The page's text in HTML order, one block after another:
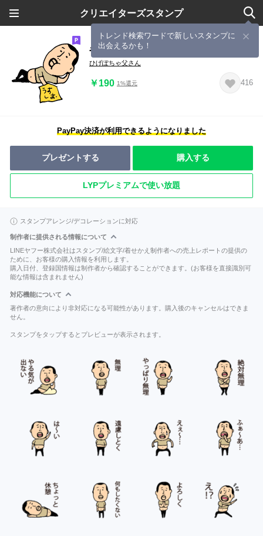
クリエイターズスタンプ
トレンド検索ワードで新しいスタンプに
出会えるかも！
やる気が出ないひげぽちゃ父さん
ひげぽちゃ父さん
￥190 1%還元 416
PayPay決済が利用できるようになりました
プレゼントする 購入する
LYPプレミアムで使い放題
スタンプアレンジ/デコレーションに対応
制作者に提供される情報について
LINEヤフー株式会社はスタンプ/絵文字/着せかえ制作者への売上レポートの提供の
ために、お客様の購入情報を利用します。
購入日付、登録国情報は制作者から確認することができます。(お客様を直接識別可
能な情報は含まれません)
対応機能について
著作者の意向により非対応になる可能性があります。購入後のキャンセルはできま
せん。
スタンプをタップするとプレビューが表示されます。